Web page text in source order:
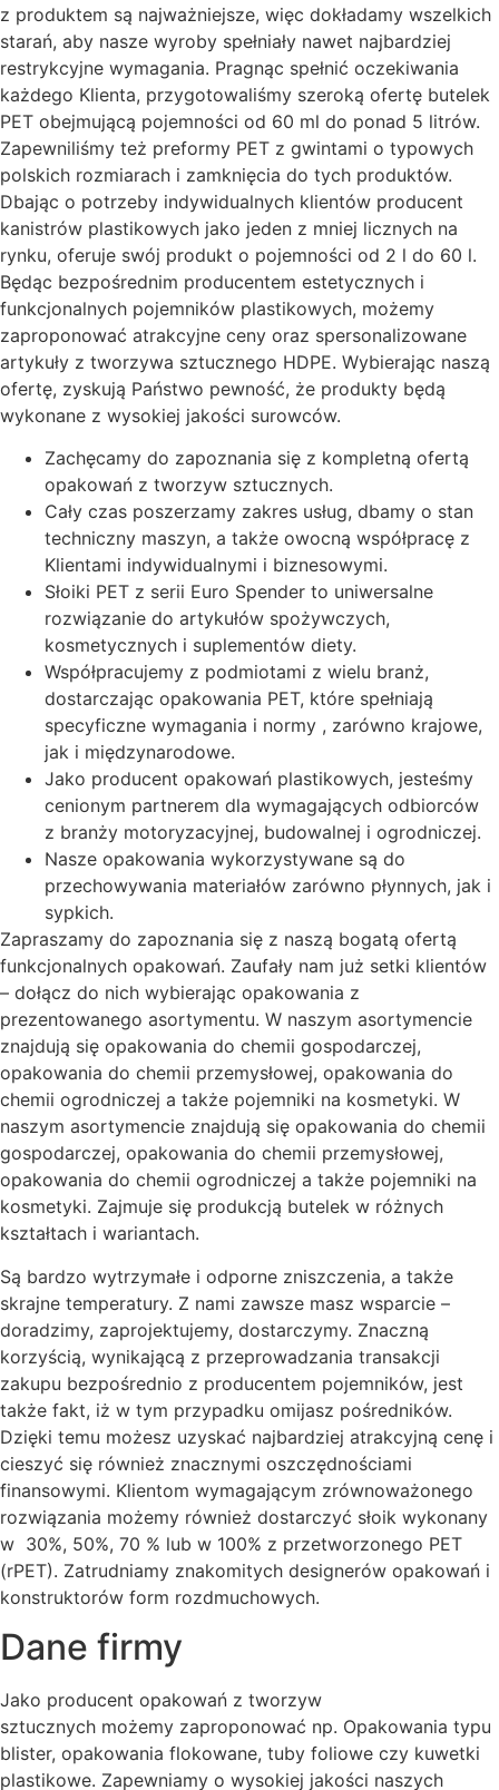
z produktem są najważniejsze, więc dokładamy wszelkich
starań, aby nasze wyroby spełniały nawet najbardziej
restrykcyjne wymagania. Pragnąc spełnić oczekiwania
każdego Klienta, przygotowaliśmy szeroką ofertę butelek
PET obejmującą pojemności od 60 ml do ponad 5 litrów.
Zapewniliśmy też preformy PET z gwintami o typowych
polskich rozmiarach i zamknięcia do tych produktów.
Dbając o potrzeby indywidualnych klientów producent
kanistrów plastikowych jako jeden z mniej licznych na
rynku, oferuje swój produkt o pojemności od 2 l do 60 l.
Będąc bezpośrednim producentem estetycznych i
funkcjonalnych pojemników plastikowych, możemy
zaproponować atrakcyjne ceny oraz spersonalizowane
artykuły z tworzywa sztucznego HDPE. Wybierając naszą
ofertę, zyskują Państwo pewność, że produkty będą
wykonane z wysokiej jakości surowców.
Zachęcamy do zapoznania się z kompletną ofertą
opakowań z tworzyw sztucznych.
Cały czas poszerzamy zakres usług, dbamy o stan
techniczny maszyn, a także owocną współpracę z
Klientami indywidualnymi i biznesowymi.
Słoiki PET z serii Euro Spender to uniwersalne
rozwiązanie do artykułów spożywczych,
kosmetycznych i suplementów diety.
Współpracujemy z podmiotami z wielu branż,
dostarczając opakowania PET, które spełniają
specyficzne wymagania i normy , zarówno krajowe,
jak i międzynarodowe.
Jako producent opakowań plastikowych, jesteśmy
cenionym partnerem dla wymagających odbiorców
z branży motoryzacyjnej, budowalnej i ogrodniczej.
Nasze opakowania wykorzystywane są do
przechowywania materiałów zarówno płynnych, jak i
sypkich.
Zapraszamy do zapoznania się z naszą bogatą ofertą
funkcjonalnych opakowań. Zaufały nam już setki klientów
– dołącz do nich wybierając opakowania z
prezentowanego asortymentu. W naszym asortymencie
znajdują się opakowania do chemii gospodarczej,
opakowania do chemii przemysłowej, opakowania do
chemii ogrodniczej a także pojemniki na kosmetyki. W
naszym asortymencie znajdują się opakowania do chemii
gospodarczej, opakowania do chemii przemysłowej,
opakowania do chemii ogrodniczej a także pojemniki na
kosmetyki. Zajmuje się produkcją butelek w różnych
kształtach i wariantach.
Są bardzo wytrzymałe i odporne zniszczenia, a także
skrajne temperatury. Z nami zawsze masz wsparcie –
doradzimy, zaprojektujemy, dostarczymy. Znaczną
korzyścią, wynikającą z przeprowadzania transakcji
zakupu bezpośrednio z producentem pojemników, jest
także fakt, iż w tym przypadku omijasz pośredników.
Dzięki temu możesz uzyskać najbardziej atrakcyjną cenę i
cieszyć się również znacznymi oszczędnościami
finansowymi. Klientom wymagającym zrównoważonego
rozwiązania możemy również dostarczyć słoik wykonany
w 30%, 50%, 70 % lub w 100% z przetworzonego PET
(rPET). Zatrudniamy znakomitych designerów opakowań i
konstruktorów form rozdmuchowych.
Dane firmy
Jako producent opakowań z tworzyw
sztucznych możemy zaproponować np. Opakowania typu
blister, opakowania flokowane, tuby foliowe czy kuwetki
plastikowe. Zapewniamy o wysokiej jakości naszych